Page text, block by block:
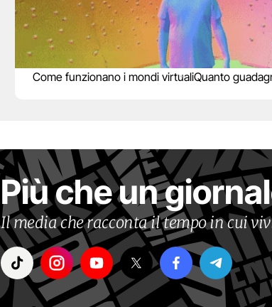
Come funzionano i mondi virtualiQuanto
Più che un
Il media che racconta il tempo in cui